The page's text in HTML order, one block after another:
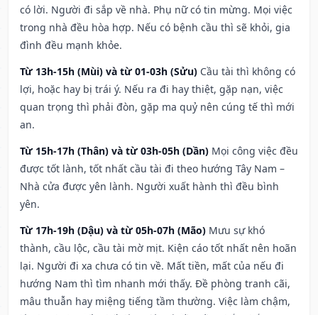
có lời. Người đi sắp về nhà. Phụ nữ có tin mừng. Mọi việc
trong nhà đều hòa hợp. Nếu có bệnh cầu thì sẽ khỏi, gia
đình đều mạnh khỏe.
Từ 13h-15h (Mùi) và từ 01-03h (Sửu) Cầu tài thì không có
lợi, hoặc hay bị trái ý. Nếu ra đi hay thiệt, gặp nạn, việc
quan trọng thì phải đòn, gặp ma quỷ nên cúng tế thì mới
an.
Từ 15h-17h (Thân) và từ 03h-05h (Dần) Mọi công việc đều
được tốt lành, tốt nhất cầu tài đi theo hướng Tây Nam –
Nhà cửa được yên lành. Người xuất hành thì đều bình
yên.
Từ 17h-19h (Dậu) và từ 05h-07h (Mão) Mưu sự khó
thành, cầu lộc, cầu tài mờ mịt. Kiện cáo tốt nhất nên hoãn
lại. Người đi xa chưa có tin về. Mất tiền, mất của nếu đi
hướng Nam thì tìm nhanh mới thấy. Đề phòng tranh cãi,
mâu thuẫn hay miệng tiếng tầm thường. Việc làm chậm,